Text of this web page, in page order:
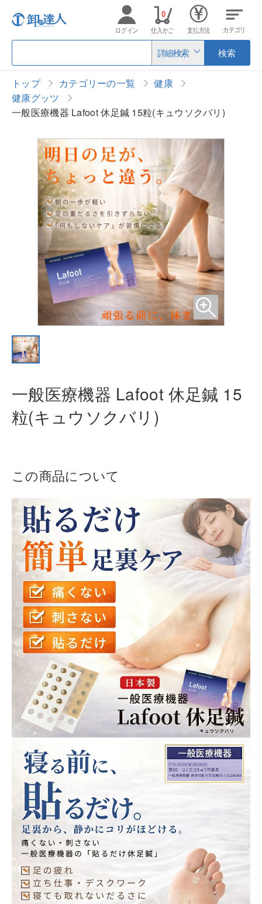
詳細検索 検索
ログイン 仕入かご
0
支払方法 カテゴリ
トップ カテゴリーの一覧
健康
健康グッツ
一般医療機器 Lafoot 休足鍼 15粒(キュウソクバリ)
一般医療機器 Lafoot 休足鍼 15
粒(キュウソクバリ)
この商品について